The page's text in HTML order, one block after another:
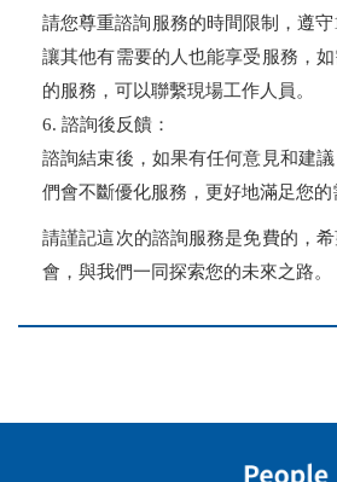
請您尊重諮詢服務的時間限制，遵守
讓其他有需要的人也能享受服務，
的服務，可以聯繫現場工作人員。
6. 諮詢後反饋：
諮詢結束後，如果有任何意見和建
們會不斷優化服務，更好地滿足您的
請謹記這次的諮詢服務是免費的，
會，與我們一同探索您的未來之路。